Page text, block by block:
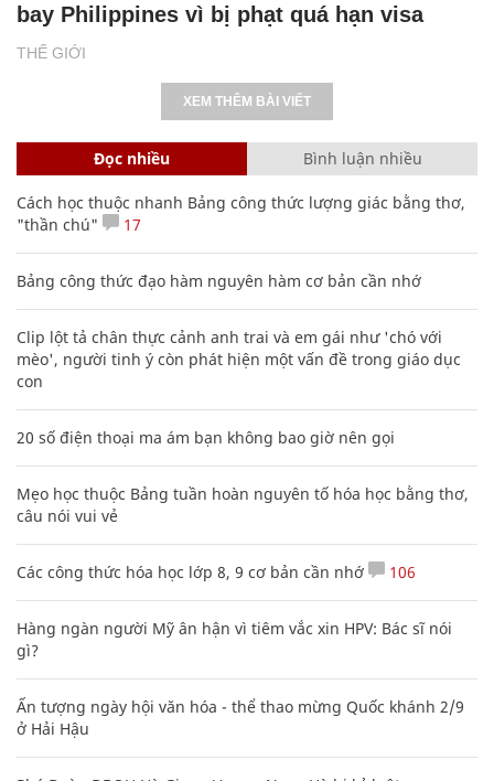
THẾ GIỚI
bay Philippines vì bị phạt quá hạn visa
XEM THÊM BÀI VIẾT
Đọc nhiều Bình luận nhiều
Cách học thuộc nhanh Bảng công thức lượng giác bằng thơ,
"thần chú"
17
Bảng công thức đạo hàm nguyên hàm cơ bản cần nhớ
Clip lột tả chân thực cảnh anh trai và em gái như 'chó với
mèo', người tinh ý còn phát hiện một vấn đề trong giáo dục
con
20 số điện thoại ma ám bạn không bao giờ nên gọi
Mẹo học thuộc Bảng tuần hoàn nguyên tố hóa học bằng thơ,
câu nói vui vẻ
Các công thức hóa học lớp 8, 9 cơ bản cần nhớ 106
Hàng ngàn người Mỹ ân hận vì tiêm vắc xin HPV: Bác sĩ nói
gì?
Ấn tượng ngày hội văn hóa - thể thao mừng Quốc khánh 2/9
ở Hải Hậu